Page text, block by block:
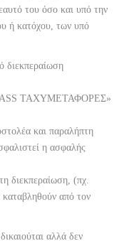
του όσο και υπό την
ή κατόχου, των υπό
διεκπεραίωση
ΤΑΧΥΜΕΤΑΦΟΡΕΣ»
και παραλήπτη
η ασφαλής
διεκπεραίωση, (πχ.
από τον
αλλά δεν